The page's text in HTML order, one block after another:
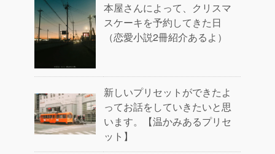
本屋さんによって、クリスマ
スケーキを予約してきた日
（恋愛小説2冊紹介あるよ）
新しいプリセットができたよ
ってお話をしていきたいと思
います。【温かみあるプリセ
ット】